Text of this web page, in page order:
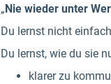
„Nie wieder unter
Du lernst nicht
Du lernst, wie du sie
klarer zu